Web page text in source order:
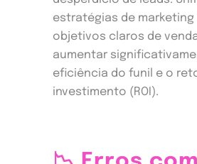
estratégias de
objetivos claros de
aumentar
eficiência do funil e o
investimento (ROI).